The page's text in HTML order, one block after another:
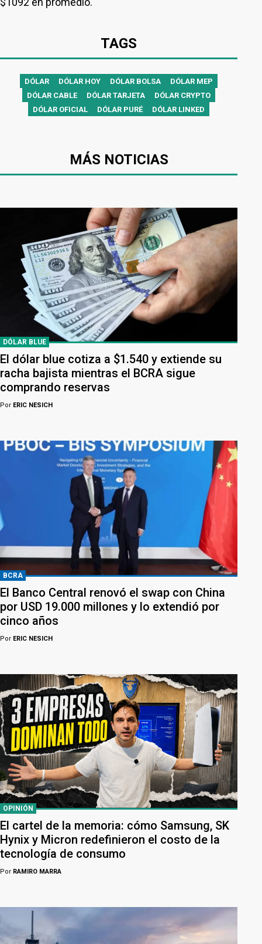
TAGS
DÓLAR DÓLAR HOY DÓLAR BOLSA
DÓLAR MEP
DÓLAR CABLE
DÓLAR TARJETA
DÓLAR CRYPTO
DÓLAR OFICIAL
DÓLAR PURÉ DÓLAR LINKED
MÁS NOTICIAS
DÓLAR BLUE
El dólar blue cotiza a $1.540 y extiende su
racha bajista mientras el BCRA sigue
comprando reservas
Por ERIC NESICH
BCRA
El Banco Central renovó el swap con China
por USD 19.000 millones y lo extendió por
cinco años
Por ERIC NESICH
OPINIÓN
El cartel de la memoria: cómo Samsung, SK
Hynix y Micron redefinieron el costo de la
tecnología de consumo
Por RAMIRO MARRA